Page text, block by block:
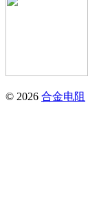
© 2026 合金电阻